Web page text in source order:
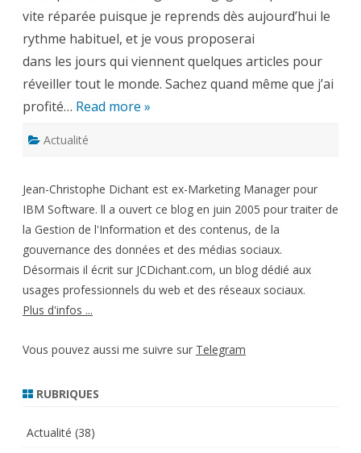
vite réparée puisque je reprends dès aujourd’hui le
rythme habituel, et je vous proposerai
dans les jours qui viennent quelques articles pour
réveiller tout le monde. Sachez quand même que j’ai
profité… Read more »
Actualité
Jean-Christophe Dichant est ex-Marketing Manager pour
IBM Software. ll a ouvert ce blog en juin 2005 pour traiter de
la Gestion de l'Information et des contenus, de la
gouvernance des données et des médias sociaux.
Désormais il écrit sur JCDichant.com, un blog dédié aux
usages professionnels du web et des réseaux sociaux.
Plus d'infos ...
Vous pouvez aussi me suivre sur Telegram
RUBRIQUES
Actualité (38)